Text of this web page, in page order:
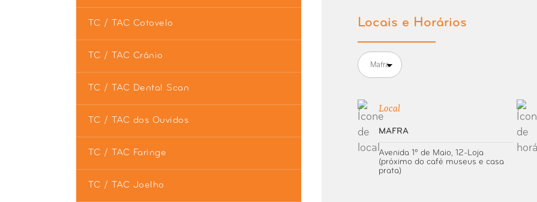
TC / TAC Cotovelo
TC / TAC Crânio
TC / TAC Dental Scan
TC / TAC dos Ouvidos
TC / TAC Faringe
TC / TAC Joelho
Locais e Horários
Mafra
Local
MAFRA
Avenida 1º de Maio, 12-Loja
(próximo do café museus e casa
prata)